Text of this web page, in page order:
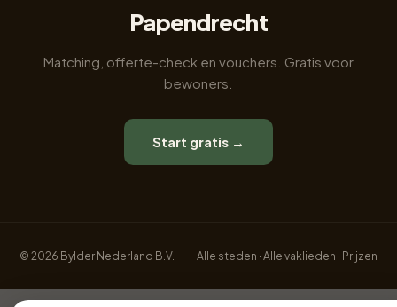
Papendrecht
Matching, offerte-check en vouchers. Gratis voor
bewoners.
Start gratis →
© 2026 Bylder Nederland B.V. Alle steden · Alle vaklieden · Prijzen